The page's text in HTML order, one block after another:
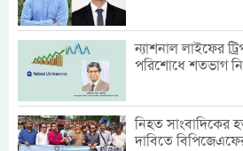
ন্যাশনাল লাইফের
পরিশোধে শতভাগ
নিহত সাংবাদিকের
দাবিতে